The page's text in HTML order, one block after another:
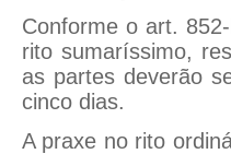
Conforme o art.
rito sumaríssimo,
as partes deverão
cinco dias.
A praxe no rito